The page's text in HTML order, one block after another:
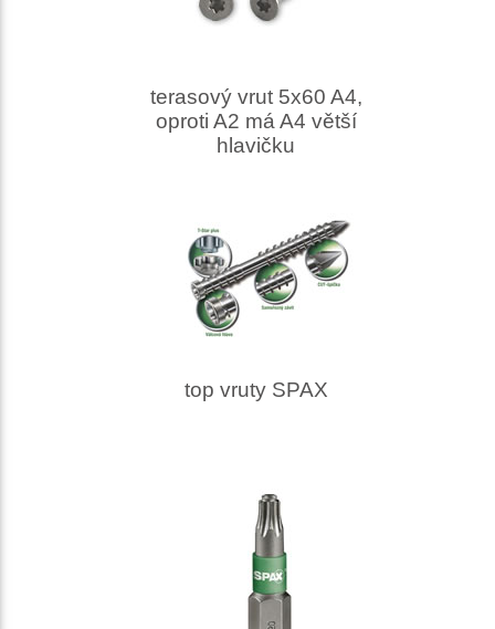
terasový vrut 5x60 A4,
oproti A2 má A4 větší
hlavičku
top vruty SPAX